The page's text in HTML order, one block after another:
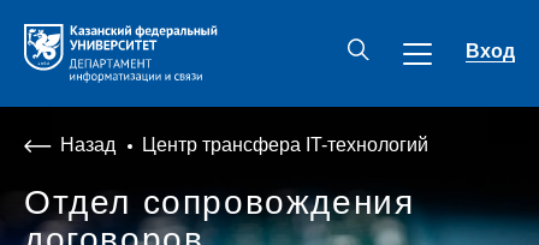
Вход
Назад Центр трансфера IT-технологий
Отдел сопровождения